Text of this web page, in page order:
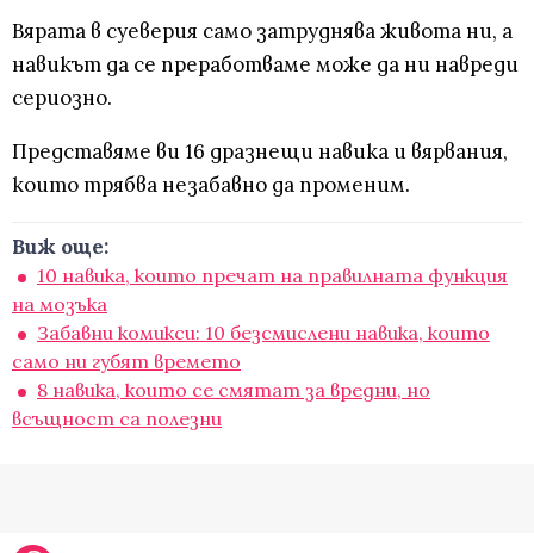
Вярата в суеверия само затруднява живота ни, а
навикът да се преработваме може да ни навреди
сериозно.
Представяме ви 16 дразнещи навика и вярвания,
които трябва незабавно да променим.
Виж още:
10 навика, които пречат на правилната функция
на мозъка
Забавни комикси: 10 безсмислени навика, които
само ни губят времето
8 навика, които се смятат за вредни, но
всъщност са полезни